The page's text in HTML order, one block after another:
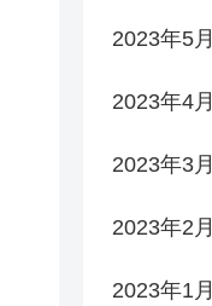
2023年5月
2023年4月
2023年3月
2023年2月
2023年1月